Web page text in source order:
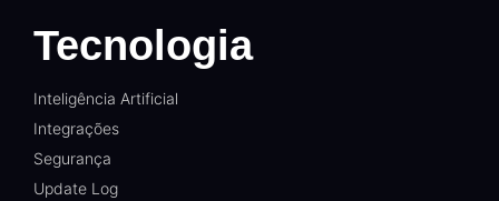
Tecnologia
Inteligência Artificial
Integrações
Segurança
Update Log